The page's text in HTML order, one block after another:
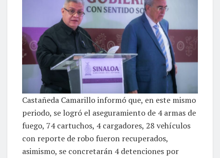
Castañeda Camarillo informó que, en este mismo
periodo, se logró el aseguramiento de 4 armas de
fuego, 74 cartuchos, 4 cargadores, 28 vehículos
con reporte de robo fueron recuperados,
asimismo, se concretarán 4 detenciones por